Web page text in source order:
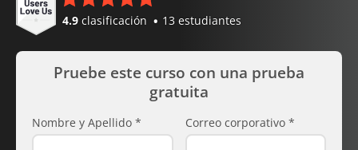
4.9 clasificación 13 estudiantes
Pruebe este curso con una prueba
gratuita
Nombre y Apellido * Correo corporativo *